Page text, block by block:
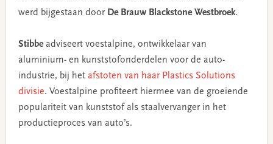
werd bijgestaan door De Brauw Blackstone Westbroek.
Stibbeadviseert voestalpine, ontwikkelaar van
aluminium- en kunststofonderdelen voor de auto-
industrie, bij het afstoten van haar Plastics Solutions
divisie. Voestalpine profiteert hiermee van de groeiende
populariteit van kunststof als staalvervanger in het
productieproces van auto’s.